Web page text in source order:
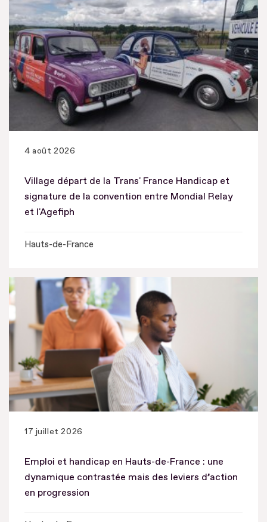
4 août 2026
Village départ de la Trans' France Handicap et
signature de la convention entre Mondial Relay
et l'Agefiph
Hauts-de-France
17 juillet 2026
Emploi et handicap en Hauts-de-France : une
dynamique contrastée mais des leviers d’action
en progression